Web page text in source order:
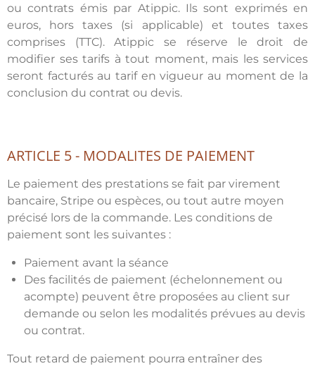
ou contrats émis par Atippic. Ils sont exprimés en
euros, hors taxes (si applicable) et toutes taxes
comprises (TTC). Atippic se réserve le droit de
modifier ses tarifs à tout moment, mais les services
seront facturés au tarif en vigueur au moment de la
conclusion du contrat ou devis.
ARTICLE 5 - MODALITES DE PAIEMENT
Le paiement des prestations se fait par virement
bancaire, Stripe ou espèces, ou tout autre moyen
précisé lors de la commande. Les conditions de
paiement sont les suivantes :
Paiement avant la séance
Des facilités de paiement (échelonnement ou
acompte) peuvent être proposées au client sur
demande ou selon les modalités prévues au devis
ou contrat.
Tout retard de paiement pourra entraîner des